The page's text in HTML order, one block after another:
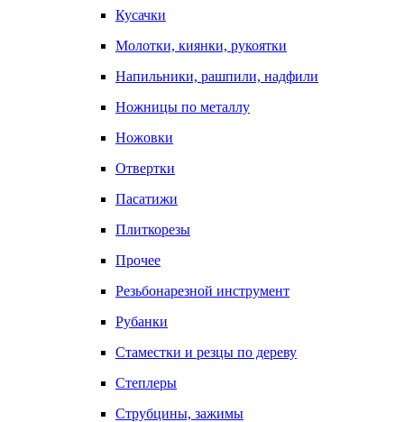
Кусачки
Молотки, киянки, рукоятки
Напильники, рашпили, надфили
Ножницы по металлу
Ножовки
Отвертки
Пасатижи
Плиткорезы
Прочее
Резьбонарезной инструмент
Рубанки
Стаместки и резцы по дереву
Степлеры
Струбцины, зажимы